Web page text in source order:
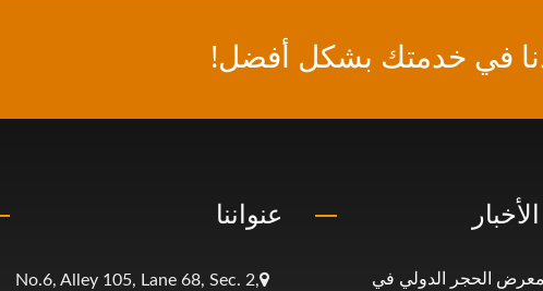
في خدمتك بشكل أفضل!
عنواننا
No.6, Alley 105, Lane 68, Sec. 2,
الحجر الدولي في